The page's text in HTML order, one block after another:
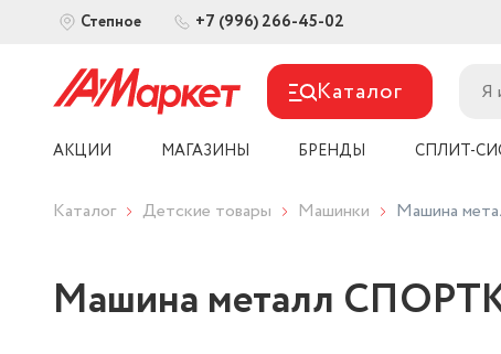
Степное +7 (996) 266-45-02
Каталог
АКЦИИ МАГАЗИНЫ БРЕНДЫ СПЛИТ-
Каталог Детские товары Машинки Машина
Машина металл